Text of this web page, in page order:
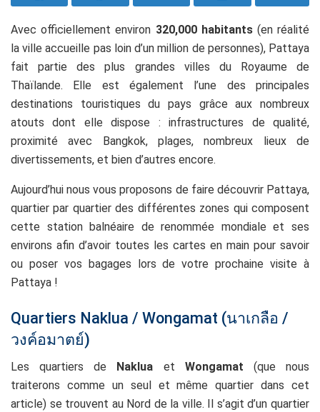
Avec officiellement environ 320,000 habitants(en réalité
la ville accueille pas loin d’un million de personnes), Pattaya
fait partie des plus grandes villes du Royaume de
Thaïlande. Elle est également l’une des principales
destinations touristiques du pays grâce aux nombreux
atouts dont elle dispose : infrastructures de qualité,
proximité avec Bangkok, plages, nombreux lieux de
divertissements, et bien d’autres encore.
Aujourd’hui nous vous proposons de faire découvrir Pattaya,
quartier par quartier des différentes zones qui composent
cette station balnéaire de renommée mondiale et ses
environs afin d’avoir toutes les cartes en main pour savoir
ou poser vos bagages lors de votre prochaine visite à
Pattaya !
Quartiers Naklua / Wongamat (นาเกลือ /
วงค์อมาตย์)
Les quartiers de Naklua et Wongamat (que nous
traiterons comme un seul et même quartier dans cet
article) se trouvent au Nord de la ville. Il s’agit d’un quartier